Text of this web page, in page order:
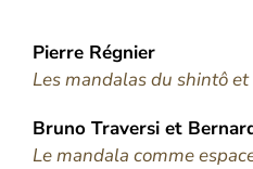
Pierre Régnier
Les mandalas du shintô
Bruno Traversi et
Le mandala comme